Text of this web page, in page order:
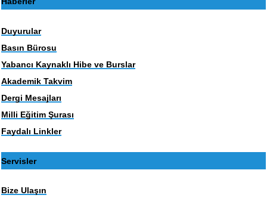
Duyurular
Basın Bürosu
Yabancı Kaynaklı Hibe ve Burslar
Akademik Takvim
Dergi Mesajları
Milli Eğitim Şurası
Faydalı Linkler
Servisler
Bize Ulaşın